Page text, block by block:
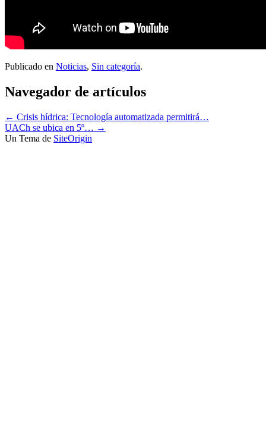
Publicado en Noticias, Sin categoría.
Navegador de artículos
← Crisis hídrica: Tecnología automatizada permitirá…
UACh se ubica en 5º… →
Un Tema de SiteOrigin